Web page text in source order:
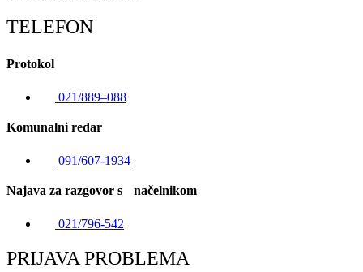
TELEFON
Protokol
021/889–088
Komunalni redar
091/607-1934
Najava za razgovor s načelnikom
021/796-542
PRIJAVA PROBLEMA